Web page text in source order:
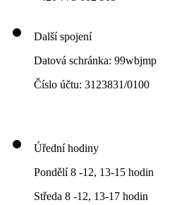
Další spojení
Datová schránka: 99wbjmp
Číslo účtu: 3123831/0100
Úřední hodiny
Pondělí 8 -12, 13-15 hodin
Středa 8 -12, 13-17 hodin